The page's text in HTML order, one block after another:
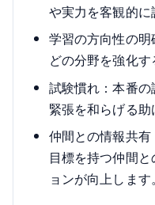
や実力を客観的に
学習の方向性の明
どの分野を強化す
試験慣れ：本番の
緊張を和らげる助
仲間との情報共
目標を持つ仲間
ョンが向上します。